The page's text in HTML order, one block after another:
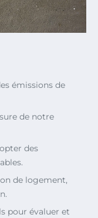
émissions de
de notre
des
de logement,
pour évaluer et